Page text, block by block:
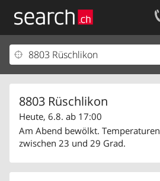
8803 Rüschlikon
Heute, 6.8. ab 17:00
Am Abend bewölkt. Temperaturen
zwischen 23 und 29 Grad.
Ihr Eintrag
Kundencenter Geschäftskunden